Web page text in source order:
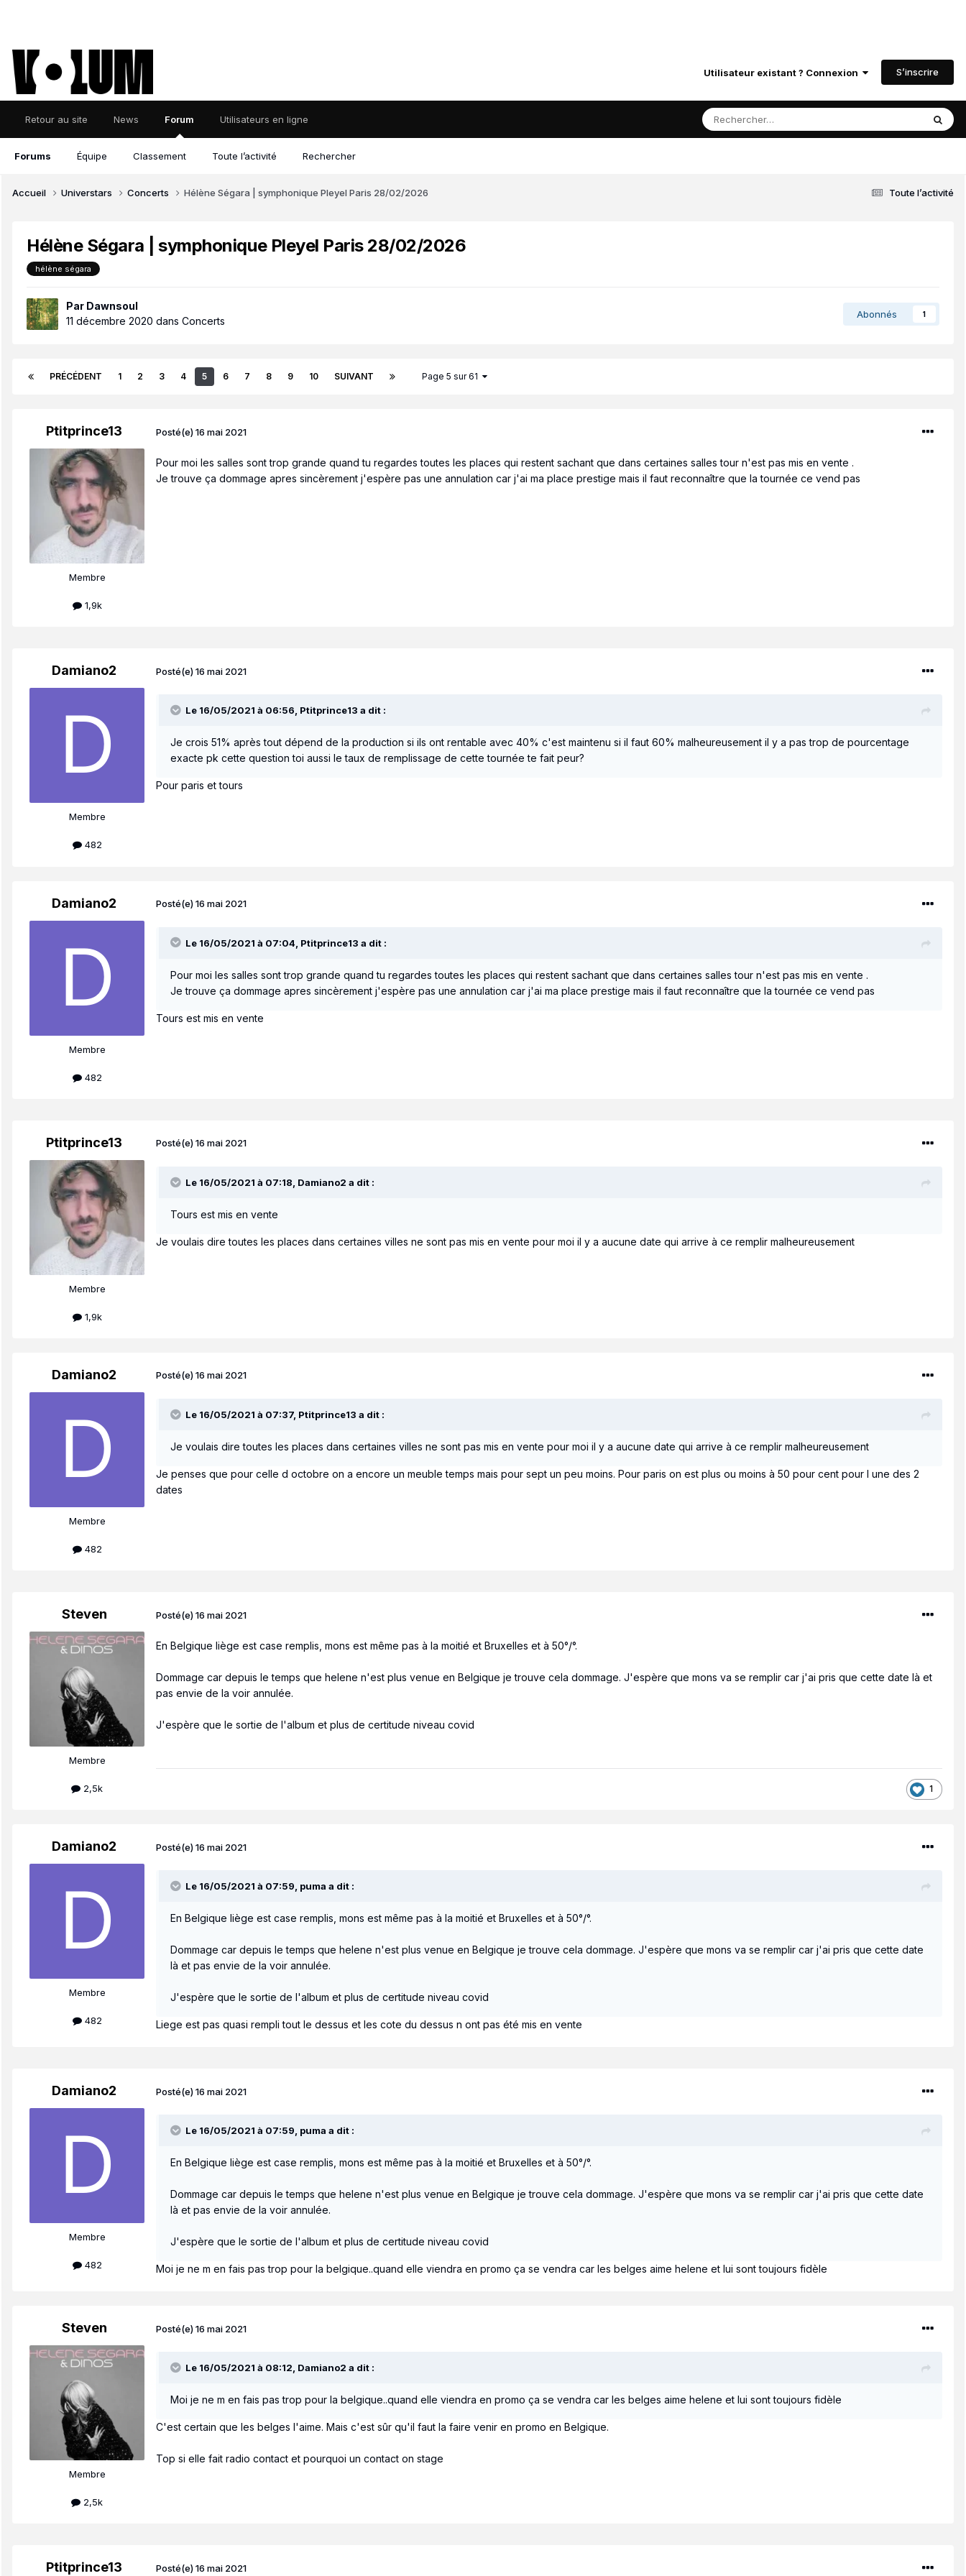
Utilisateur existant ? Connexion S’inscrire
Retour au site News Forum
Forums Équipe Classement Toute l’activité Rechercher
Utilisateurs en ligne
Toute l’activité
Accueil Universtars Concerts Hélène Ségara | symphonique Pleyel Paris 28/02/2026
Hélène Ségara | symphonique Pleyel Paris 28/02/2026
hélène ségara
Par Dawnsoul
11 décembre 2020 dans Concerts
Abonnés 1
PRÉCÉDENT 1 2 3 4 5 6 7 8 9 10 SUIVANT Page 5 sur 61
Ptitprince13
Membre
1,9k
Posté(e)16 mai 2021
Pour moi les salles sont trop grande quand tu regardes toutes les places qui restent sachant que dans certaines salles tour n'est pas mis en vente .
Je trouve ça dommage apres sincèrement j'espère pas une annulation car j'ai ma place prestige mais il faut reconnaître que la tournée ce vend pas
Damiano2
Membre
482
Posté(e)16 mai 2021
Le 16/05/2021 à 06:56, Ptitprince13 a dit :
Je crois 51% après tout dépend de la production si ils ont rentable avec 40% c'est maintenu si il faut 60% malheureusement il y a pas trop de pourcentage
exacte pk cette question toi aussi le taux de remplissage de cette tournée te fait peur?
Pour paris et tours
Damiano2
Membre
482
Posté(e)16 mai 2021
Le 16/05/2021 à 07:04, Ptitprince13 a dit :
Pour moi les salles sont trop grande quand tu regardes toutes les places qui restent sachant que dans certaines salles tour n'est pas mis en vente .
Je trouve ça dommage apres sincèrement j'espère pas une annulation car j'ai ma place prestige mais il faut reconnaître que la tournée ce vend pas
Tours est mis en vente
Ptitprince13
Membre
1,9k
Posté(e)16 mai 2021
Le 16/05/2021 à 07:18, Damiano2 a dit :
Tours est mis en vente
Je voulais dire toutes les places dans certaines villes ne sont pas mis en vente pour moi il y a aucune date qui arrive à ce remplir malheureusement
Damiano2
Membre
482
Posté(e)16 mai 2021
Le 16/05/2021 à 07:37, Ptitprince13 a dit :
Je voulais dire toutes les places dans certaines villes ne sont pas mis en vente pour moi il y a aucune date qui arrive à ce remplir malheureusement
Je penses que pour celle d octobre on a encore un meuble temps mais pour sept un peu moins. Pour paris on est plus ou moins à 50 pour cent pour l une des 2
dates
Steven
Membre
2,5k
Posté(e)16 mai 2021
En Belgique liège est case remplis, mons est même pas à la moitié et Bruxelles et à 50°/°.
Dommage car depuis le temps que helene n'est plus venue en Belgique je trouve cela dommage. J'espère que mons va se remplir car j'ai pris que cette date là et
pas envie de la voir annulée.
J'espère que le sortie de l'album et plus de certitude niveau covid
1
Damiano2
Membre
482
Posté(e)16 mai 2021
Le 16/05/2021 à 07:59, puma a dit :
En Belgique liège est case remplis, mons est même pas à la moitié et Bruxelles et à 50°/°.
Dommage car depuis le temps que helene n'est plus venue en Belgique je trouve cela dommage. J'espère que mons va se remplir car j'ai pris que cette date
là et pas envie de la voir annulée.
J'espère que le sortie de l'album et plus de certitude niveau covid
Liege est pas quasi rempli tout le dessus et les cote du dessus n ont pas été mis en vente
Damiano2
Membre
482
Posté(e)16 mai 2021
Le 16/05/2021 à 07:59, puma a dit :
En Belgique liège est case remplis, mons est même pas à la moitié et Bruxelles et à 50°/°.
Dommage car depuis le temps que helene n'est plus venue en Belgique je trouve cela dommage. J'espère que mons va se remplir car j'ai pris que cette date
là et pas envie de la voir annulée.
J'espère que le sortie de l'album et plus de certitude niveau covid
Moi je ne m en fais pas trop pour la belgique..quand elle viendra en promo ça se vendra car les belges aime helene et lui sont toujours fidèle
Steven
Membre
2,5k
Posté(e)16 mai 2021
Le 16/05/2021 à 08:12, Damiano2 a dit :
Moi je ne m en fais pas trop pour la belgique..quand elle viendra en promo ça se vendra car les belges aime helene et lui sont toujours fidèle
C'est certain que les belges l'aime. Mais c'est sûr qu'il faut la faire venir en promo en Belgique.
Top si elle fait radio contact et pourquoi un contact on stage
Ptitprince13 Posté(e)16 mai 2021